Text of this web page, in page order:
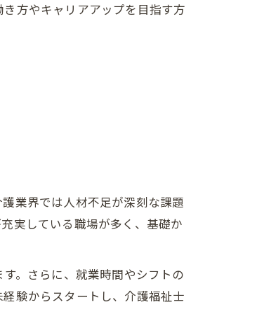
方やキャリアアップを目指す方
業界では人材不足が深刻な課題
実している職場が多く、基礎か
。さらに、就業時間やシフトの
験からスタートし、介護福祉士